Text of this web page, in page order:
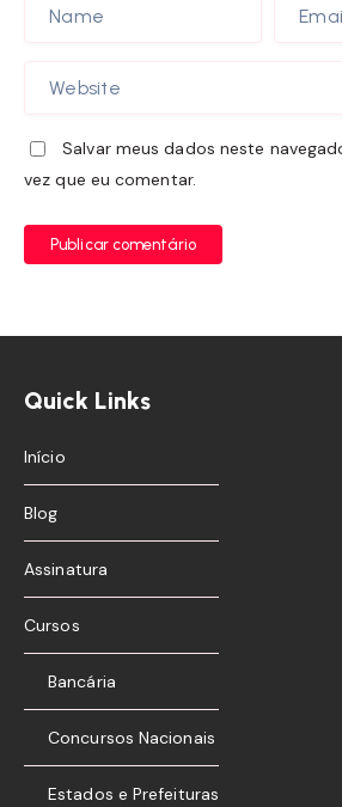
Salvar meus dados neste
vez que eu comentar.
Publicar comentário
Quick Links
Início
Blog
Assinatura
Cursos
Bancária
Concursos Nacionais
Estados e Prefeituras